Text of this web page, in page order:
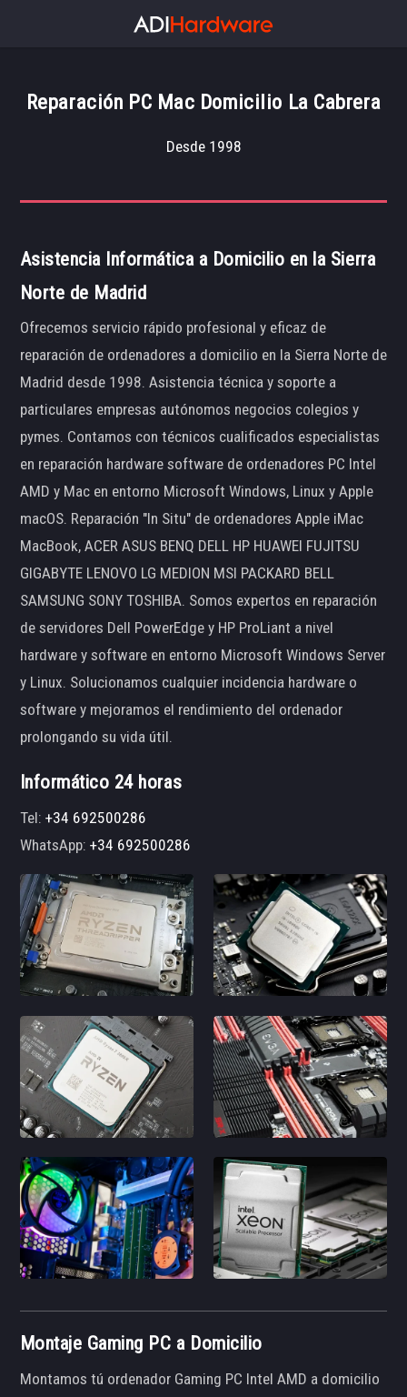
Reparación PC Mac Domicilio La Cabrera
Desde 1998
Asistencia Informática a Domicilio en la Sierra
Norte de Madrid
Ofrecemos servicio rápido profesional y eficaz de
reparación de ordenadores a domicilio en la Sierra Norte de
Madrid desde 1998. Asistencia técnica y soporte a
particulares empresas autónomos negocios colegios y
pymes. Contamos con técnicos cualificados especialistas
en reparación hardware software de ordenadores PC Intel
AMD y Mac en entorno Microsoft Windows, Linux y Apple
macOS. Reparación "In Situ" de ordenadores Apple iMac
MacBook, ACER ASUS BENQ DELL HP HUAWEI FUJITSU
GIGABYTE LENOVO LG MEDION MSI PACKARD BELL
SAMSUNG SONY TOSHIBA. Somos expertos en reparación
de servidores Dell PowerEdge y HP ProLiant a nivel
hardware y software en entorno Microsoft Windows Server
y Linux. Solucionamos cualquier incidencia hardware o
software y mejoramos el rendimiento del ordenador
prolongando su vida útil.
Informático 24 horas
Tel:+34 692500286
WhatsApp:+34 692500286
Montaje Gaming PC a Domicilio
Montamos tú ordenador Gaming PC Intel AMD a domicilio